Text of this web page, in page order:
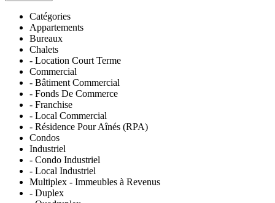
Catégories
Appartements
Bureaux
Chalets
- Location Court Terme
Commercial
- Bâtiment Commercial
- Fonds De Commerce
- Franchise
- Local Commercial
- Résidence Pour Aînés (RPA)
Condos
Industriel
- Condo Industriel
- Local Industriel
Multiplex - Immeubles à Revenus
- Duplex